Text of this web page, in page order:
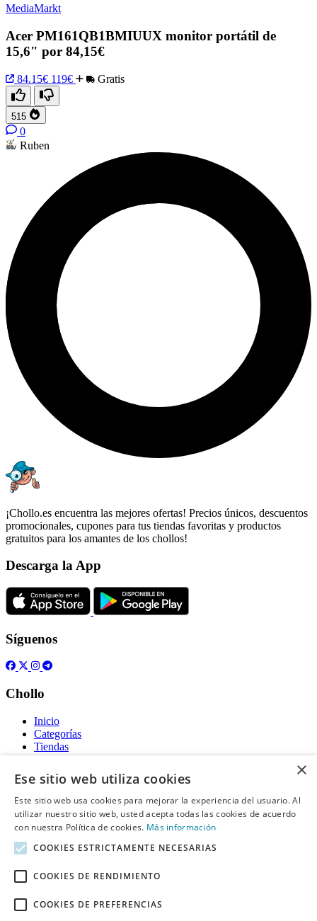
MediaMarkt
Acer PM161QB1BMIUUX monitor portátil de
15,6" por 84,15€
84.15€ 119€ Gratis
515
0
Ruben
¡Chollo.es encuentra las mejores ofertas! Precios únicos, descuentos
promocionales, cupones para tus tiendas favoritas y productos
gratuitos para los amantes de los chollos!
Descarga la App
Síguenos
Chollo
Inicio
Categorías
Tiendas
Gratis
Acerca de
Sobre nosotros
Contacto
Información legal
Declaración de cookies
×
Ese sitio web utiliza cookies
Este sitio web usa cookies para mejorar la experiencia del usuario. Al
utilizar nuestro sitio web, usted acepta todas las cookies de acuerdo
con nuestra Política de cookies. Más información
COOKIES ESTRICTAMENTE NECESARIAS
COOKIES DE RENDIMIENTO
COOKIES DE PREFERENCIAS